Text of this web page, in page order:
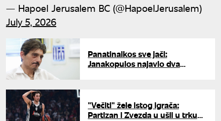
— Hapoel Jerusalem BC (@HapoelJerusalem)
July 5, 2026
Panatinaikos sve jači:
Janakopulos najavio dva
"Večiti" žele istog igrača:
Partizan i Zvezda u ušli u trku